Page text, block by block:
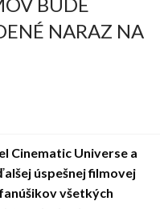
BUDE
NARAZ NA
Cinematic Universe a
úspešnej filmovej
všetkých